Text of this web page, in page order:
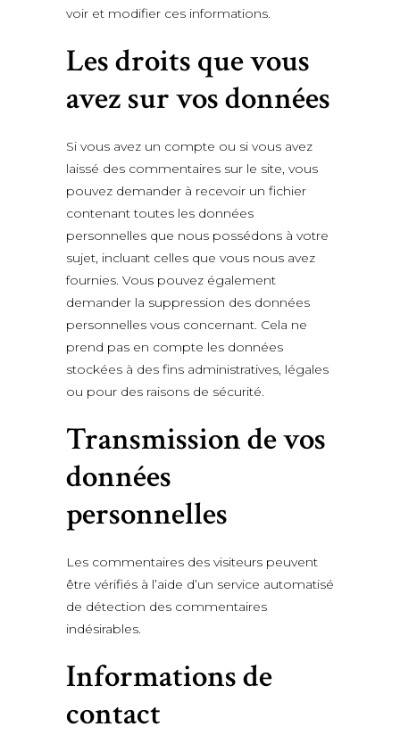
voir et modifier ces informations.
Les droits que vous
avez sur vos données
Si vous avez un compte ou si vous avez
laissé des commentaires sur le site, vous
pouvez demander à recevoir un fichier
contenant toutes les données
personnelles que nous possédons à votre
sujet, incluant celles que vous nous avez
fournies. Vous pouvez également
demander la suppression des données
personnelles vous concernant. Cela ne
prend pas en compte les données
stockées à des fins administratives, légales
ou pour des raisons de sécurité.
Transmission de vos
données
personnelles
Les commentaires des visiteurs peuvent
être vérifiés à l’aide d’un service automatisé
de détection des commentaires
indésirables.
Informations de
contact